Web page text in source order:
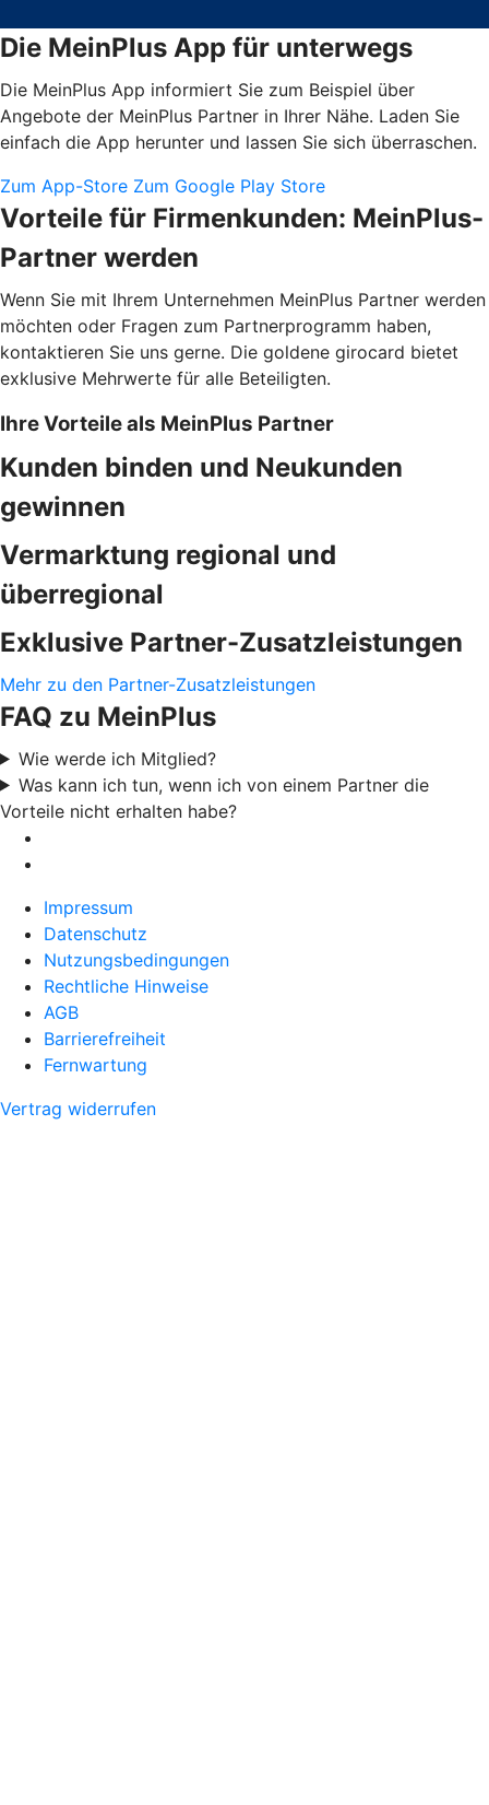
Die MeinPlus App für unterwegs
Die MeinPlus App informiert Sie zum Beispiel über
Angebote der MeinPlus Partner in Ihrer Nähe. Laden Sie
einfach die App herunter und lassen Sie sich überraschen.
Zum App-Store Zum Google Play Store
Vorteile für Firmenkunden: MeinPlus-
Partner werden
Wenn Sie mit Ihrem Unternehmen MeinPlus Partner werden
möchten oder Fragen zum Partnerprogramm haben,
kontaktieren Sie uns gerne. Die goldene girocard bietet
exklusive Mehrwerte für alle Beteiligten.
Ihre Vorteile als MeinPlus Partner
Kunden binden und Neukunden
gewinnen
Vermarktung regional und
überregional
Exklusive Partner-Zusatzleistungen
Mehr zu den Partner-Zusatzleistungen
FAQ zu MeinPlus
Wie werde ich Mitglied?
Was kann ich tun, wenn ich von einem Partner die
Vorteile nicht erhalten habe?
Impressum
Datenschutz
Nutzungsbedingungen
Rechtliche Hinweise
AGB
Barrierefreiheit
Fernwartung
Vertrag widerrufen